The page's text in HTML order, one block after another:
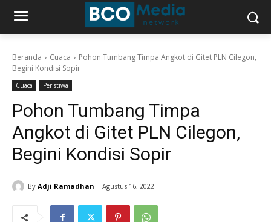
Beranda Cuaca
Pohon Tumbang Timpa Angkot di Gitet PLN Cilegon,
Begini Kondisi Sopir
Cuaca Peristiwa
Pohon Tumbang Timpa
Angkot di Gitet PLN Cilegon,
Begini Kondisi Sopir
By Adji Ramadhan Agustus 16, 2022